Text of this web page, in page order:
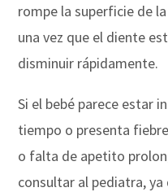
rompe la superficie de
una vez que el diente
disminuir rápidamente.
Si el bebé parece estar
tiempo o presenta
o falta de apetito
consultar al pediatra,